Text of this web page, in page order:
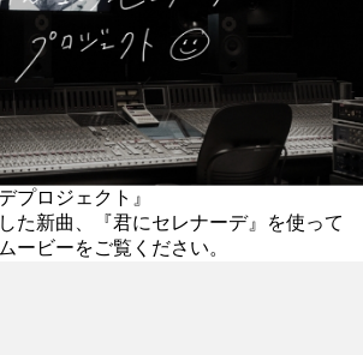
プロジェクト』
た新曲、『君にセレナーデ』を使って
ービーをご覧ください。